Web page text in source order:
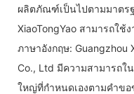
ผลิตภัณฑ์เป็นไปตามมาตร
XiaoTongYao สามารถใ
ภาษาอังกฤษ: Guangzhou
Co., Ltd มีความสามารถใ
ใหญ่ที่กำหนดเองตามคำขอ